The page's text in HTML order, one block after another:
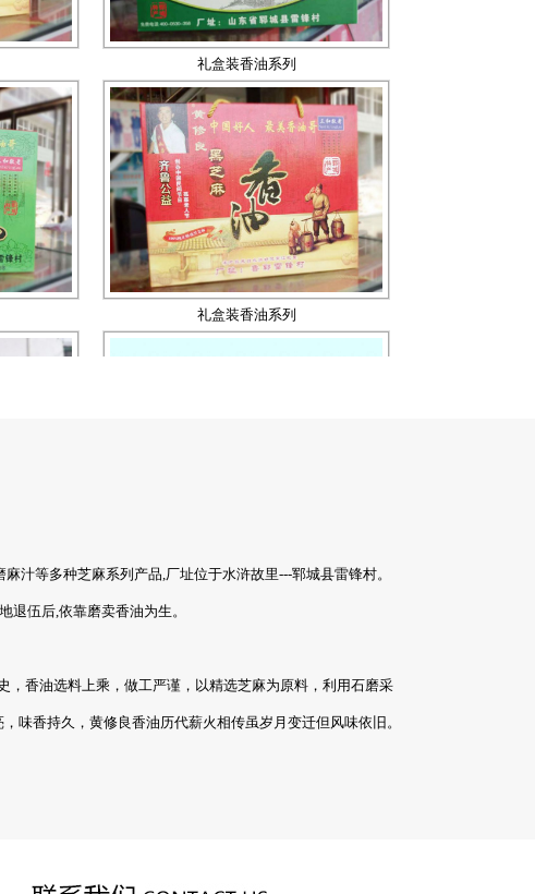
礼盒装香油系列
礼盒装香油系列
汁等多种芝麻系列产品,厂址位于水浒故里---郓城县雷锋村。
退伍后,依靠磨卖香油为生。
香油选料上乘，做工严谨，以精选芝麻为原料，利用石磨采
味香持久，黄修良香油历代薪火相传虽岁月变迁但风味依旧。